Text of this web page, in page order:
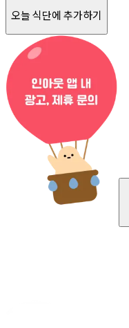
오늘 식단에 추가하기